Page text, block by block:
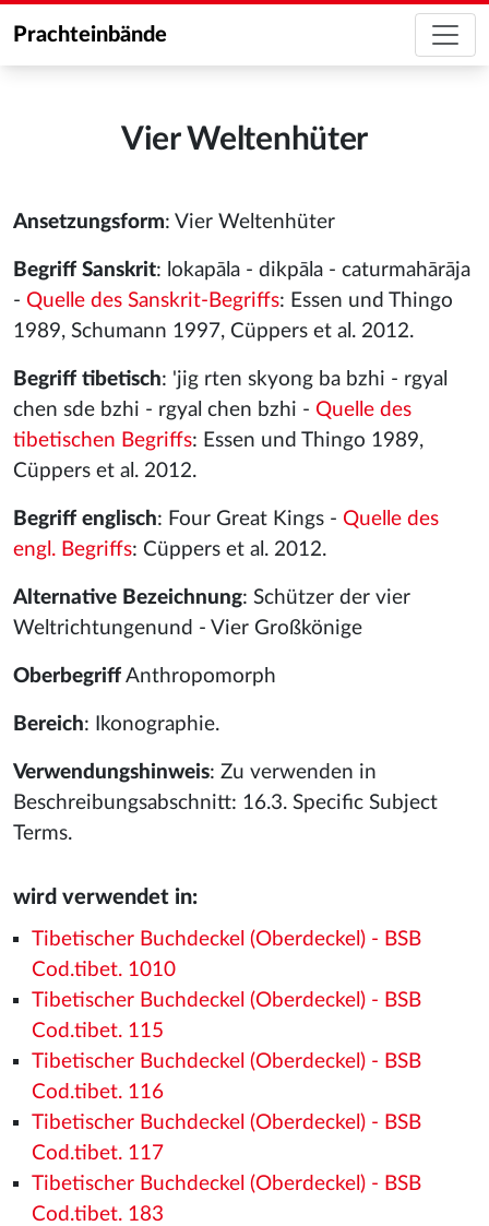
Prachteinbände
Vier Weltenhüter
Ansetzungsform: Vier Weltenhüter
Begriff Sanskrit: lokapāla - dikpāla - caturmahārāja
- Quelle des Sanskrit-Begriffs: Essen und Thingo
1989, Schumann 1997, Cüppers et al. 2012.
Begriff tibetisch: 'jig rten skyong ba bzhi - rgyal
chen sde bzhi - rgyal chen bzhi - Quelle des
tibetischen Begriffs: Essen und Thingo 1989,
Cüppers et al. 2012.
Begriff englisch: Four Great Kings - Quelle des
engl. Begriffs: Cüppers et al. 2012.
Alternative Bezeichnung: Schützer der vier
Weltrichtungenund - Vier Großkönige
Oberbegriff Anthropomorph
Bereich: Ikonographie.
Verwendungshinweis: Zu verwenden in
Beschreibungsabschnitt: 16.3. Specific Subject
Terms.
wird verwendet in:
Tibetischer Buchdeckel (Oberdeckel) - BSB
Cod.tibet. 1010
Tibetischer Buchdeckel (Oberdeckel) - BSB
Cod.tibet. 115
Tibetischer Buchdeckel (Oberdeckel) - BSB
Cod.tibet. 116
Tibetischer Buchdeckel (Oberdeckel) - BSB
Cod.tibet. 117
Tibetischer Buchdeckel (Oberdeckel) - BSB
Cod.tibet. 183